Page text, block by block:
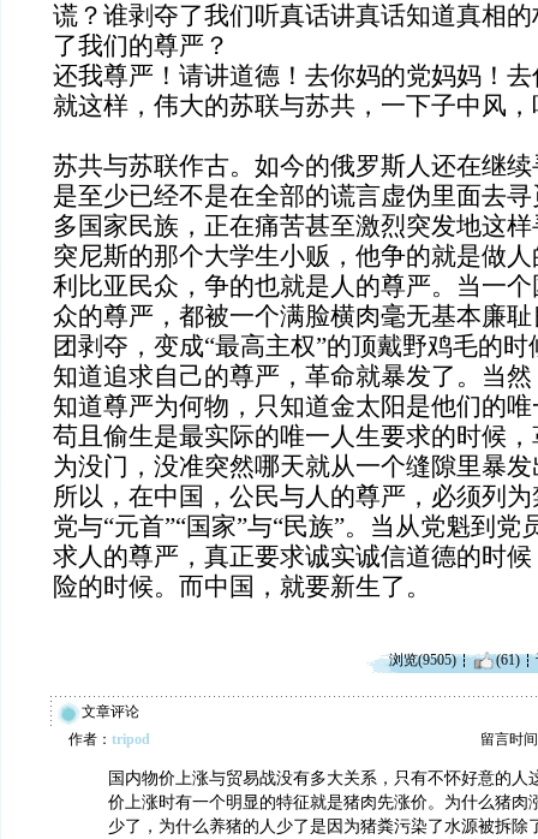
谎？谁剥夺了我们听真话讲真话知道真相
了我们的尊严？
还我尊严！请讲道德！去你妈的党妈妈！
就这样，伟大的苏联与苏共，一下子中风
苏共与苏联作古。如今的俄罗斯人还在继
是至少已经不是在全部的谎言虚伪里面去
多国家民族，正在痛苦甚至激烈突发地这
突尼斯的那个大学生小贩，他争的就是做
利比亚民众，争的也就是人的尊严。当一
众的尊严，都被一个满脸横肉毫无基本廉
团剥夺，变成“最高主权”的顶戴野鸡毛的
知道追求自己的尊严，革命就暴发了。当
知道尊严为何物，只知道金太阳是他们的
苟且偷生是最实际的唯一人生要求的时候
为没门，没准突然哪天就从一个缝隙里暴
所以，在中国，公民与人的尊严，必须列
党与“元首”“国家”与“民族”。当从党魁到党
求人的尊严，真正要求诚实诚信道德的时
险的时候。而中国，就要新生了。
浏览(9505) (61)
文章评论
作者： tripod 留言时
国内物价上涨与贸易战没有多大关系，只有不怀好意的人
价上涨时有一个明显的特征就是猪肉先涨价。为什么猪肉
少了，为什么养猪的人少了是因为猪粪污染了水源被拆除